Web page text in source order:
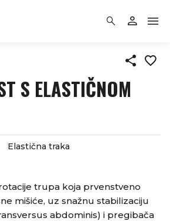
S ELASTIČNOM
Elastična traka
trupa koja prvenstveno
mišiće, uz snažnu stabilizaciju
abdominis) i pregibača